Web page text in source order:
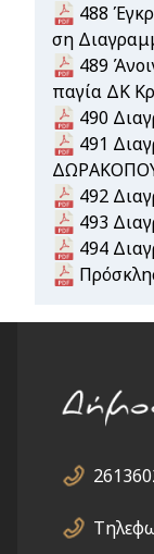
Document
488
ση
Document
489
παγία ΔΚ
Document
490
Document
491
Document
492
Document
493
Document
494
Document